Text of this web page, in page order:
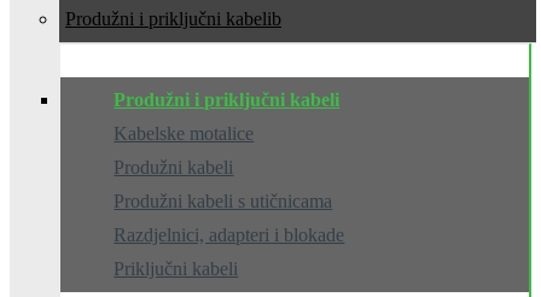
Produžni i priključni kabeli
Produžni i priključni kabeli
Kabelske motalice
Produžni kabeli
Produžni kabeli s utičnicama
Razdjelnici, adapteri i blokade
Priključni kabeli